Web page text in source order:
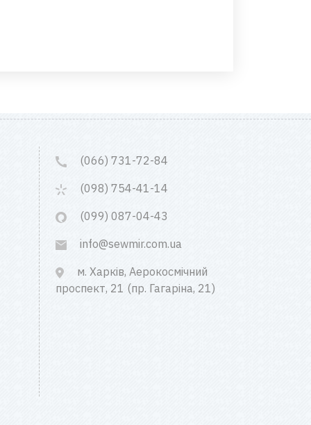
(066) 731-72-84
(098) 754-41-14
(099) 087-04-43
info@sewmir.com.ua
м. Харків, Аерокосмічний
проспект, 21 (пр. Гагаріна, 21)